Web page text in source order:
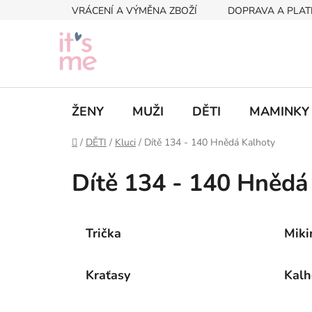
VRÁCENÍ A VÝMĚNA ZBOŽÍ DOPRAVA A
ŽENY MUŽI DĚTI MAMINKY
Domů
/ DĚTI / Kluci / Dítě 134 - 140 Hnědá Kalhoty
Dítě 134 - 140
Trička
Kraťasy